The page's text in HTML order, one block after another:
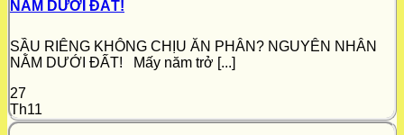
NẰM DƯỚI ĐẤT!
SẦU RIÊNG KHÔNG CHỊU ĂN PHÂN? NGUYÊN NHÂN
NẰM DƯỚI ĐẤT! Mấy năm trở [...]
27
Th11